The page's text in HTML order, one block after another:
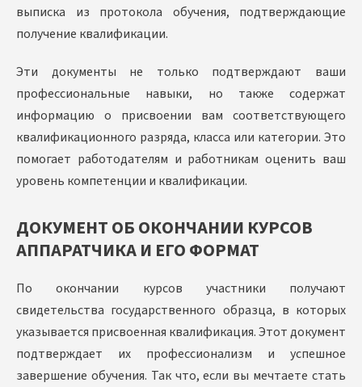
выписка из протокола обучения, подтверждающие
получение квалификации.
Эти документы не только подтверждают ваши
профессиональные навыки, но также содержат
информацию о присвоении вам соответствующего
квалификационного разряда, класса или категории. Это
помогает работодателям и работникам оценить ваш
уровень компетенции и квалификации.
ДОКУМЕНТ ОБ ОКОНЧАНИИ КУРСОВ
АППАРАТЧИКА И ЕГО ФОРМАТ
По окончании курсов участники получают
свидетельства государственного образца, в которых
указывается присвоенная квалификация. Этот документ
подтверждает их профессионализм и успешное
завершение обучения. Так что, если вы мечтаете стать